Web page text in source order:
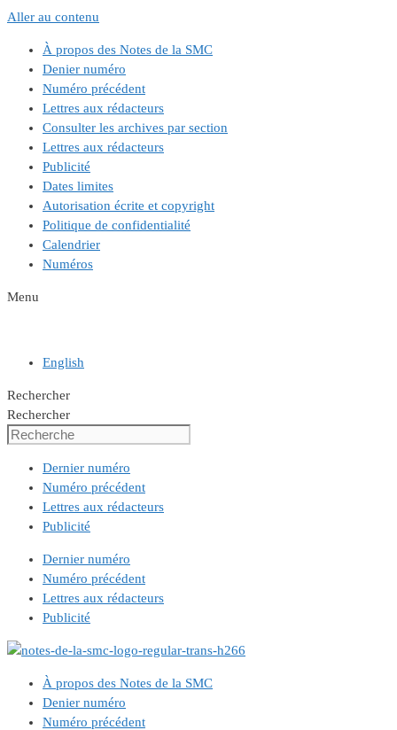
Aller au contenu
À propos des Notes de la SMC
Denier numéro
Numéro précédent
Lettres aux rédacteurs
Consulter les archives par section
Lettres aux rédacteurs
Publicité
Dates limites
Autorisation écrite et copyright
Politique de confidentialité
Calendrier
Numéros
Menu
English
Rechercher
Rechercher
Dernier numéro
Numéro précédent
Lettres aux rédacteurs
Publicité
Dernier numéro
Numéro précédent
Lettres aux rédacteurs
Publicité
À propos des Notes de la SMC
Denier numéro
Numéro précédent